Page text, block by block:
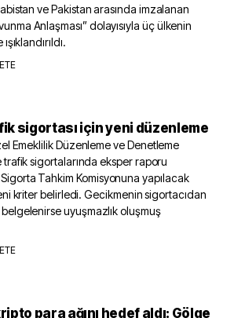
ve Pakistan arasında imzalanan
Anlaşması” dolayısıyla üç ülkenin
sigortası için yeni düzenleme
Emeklilik Düzenleme ve Denetleme
trafik sigortalarında eksper raporu
Tahkim Komisyonuna yapılacak
kriter belirledi. Gecikmenin sigortacıdan
belgelenirse uyuşmazlık oluşmuş
para ağını hedef aldı: Gölge